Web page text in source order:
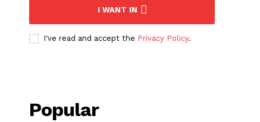
I WANT IN
I've read and accept the Privacy Policy.
Popular